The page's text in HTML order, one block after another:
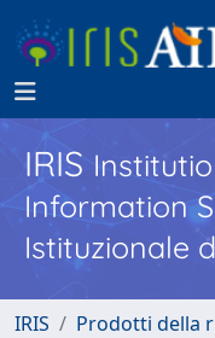
IRIS
Information
Istituzionale
IRIS Prodotti della